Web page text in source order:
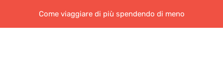
Come viaggiare di più spendendo di meno